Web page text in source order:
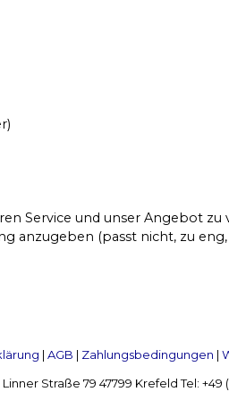
Service und unser Angebot
anzugeben (passt nicht, zu
| AGB | Zahlungsbedingungen |
Straße 79 47799 Krefeld Tel: +49